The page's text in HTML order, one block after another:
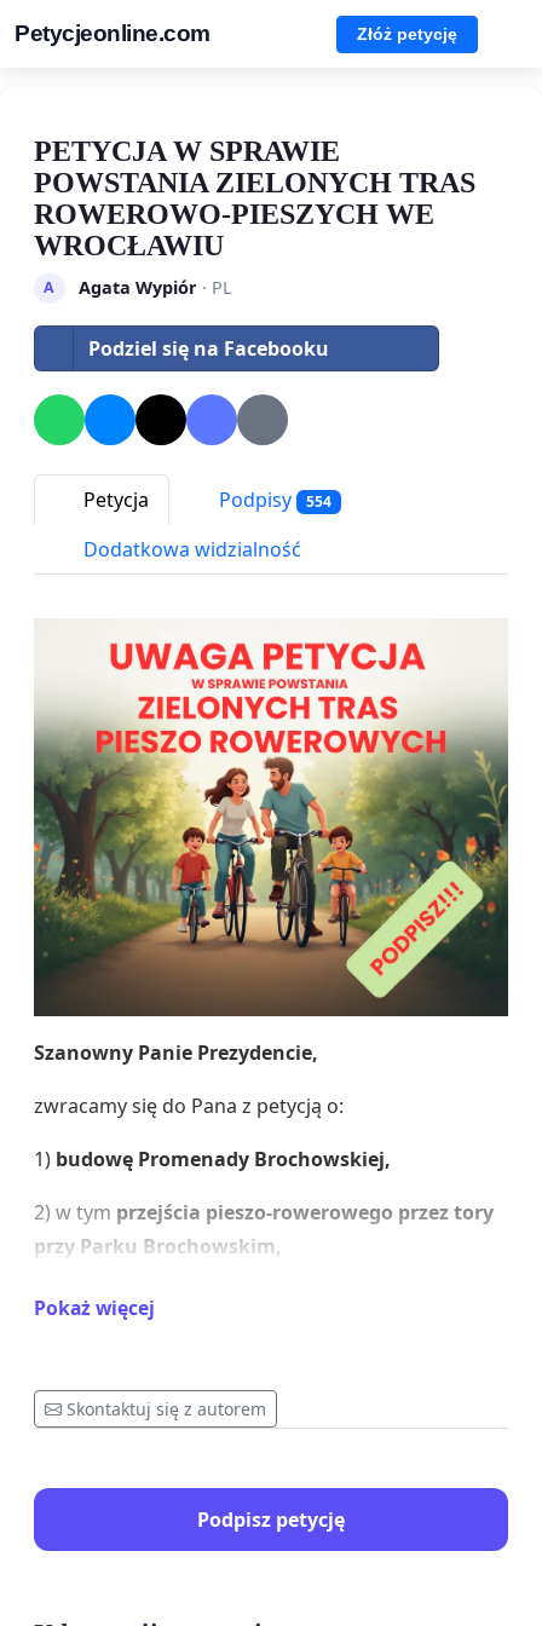
Petycjeonline.com Złóż petycję
PETYCJA W SPRAWIE
POWSTANIA ZIELONYCH TRAS
ROWEROWO-PIESZYCH WE
WROCŁAWIU
A Agata Wypiór· PL
Podziel się na Facebooku
Petycja Podpisy 554
Dodatkowa widzialność
Szanowny Panie Prezydencie,
zwracamy się do Pana z petycją o:
1) budowę Promenady Brochowskiej,
2) w tym przejścia pieszo-rowerowego przez tory
przy Parku Brochowskim,
3) a takżerealizację planowanych przy okazji tej
Nie chcemy jeździć rowerami i chodzić pieszo po
nasypem kolejowym na ul. Mościckiego, w
konflikcie z kierowcami!
Pokaż więcej
Skontaktuj się z autorem
Podpisz petycję